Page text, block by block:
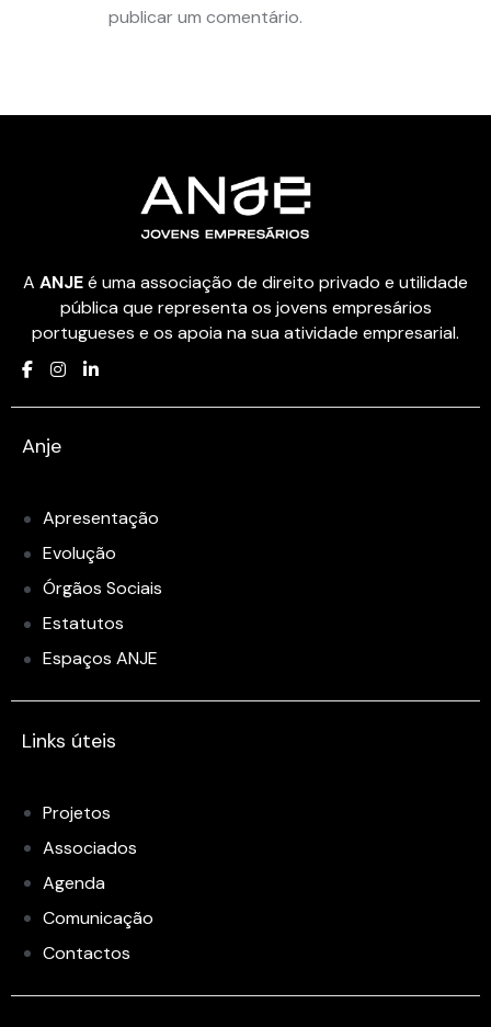
publicar um comentário.
A ANJEé uma associação de direito privado e utilidade
pública que representa os jovens empresários
portugueses e os apoia na sua atividade empresarial.
Anje
Apresentação
Evolução
Órgãos Sociais
Estatutos
Espaços ANJE
Links úteis
Projetos
Associados
Agenda
Comunicação
Contactos